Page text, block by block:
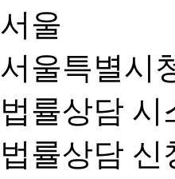
서울특별시
법률상담 시
법률상담 신